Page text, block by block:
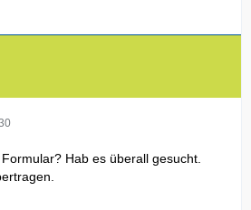
Hab es überall gesucht.